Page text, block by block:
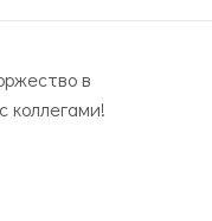
в
коллегами!